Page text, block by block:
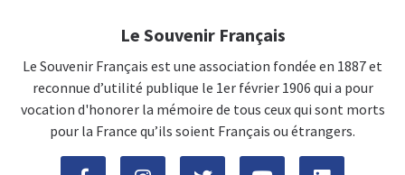
Le Souvenir Français
Le Souvenir Français est une association fondée en 1887 et
reconnue d’utilité publique le 1er février 1906 qui a pour
vocation d'honorer la mémoire de tous ceux qui sont morts
pour la France qu’ils soient Français ou étrangers.